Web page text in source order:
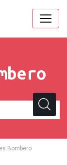
Bombero